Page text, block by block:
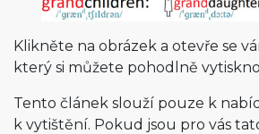
Klikněte na obrázek a otevře se
který si můžete pohodlně
Tento článek slouží pouze k
k vytištění. Pokud jsou pro vás